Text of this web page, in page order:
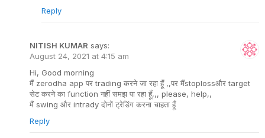
Reply
NITISH KUMAR says:
August 24, 2021 at 4:15 am
Hi, Good morning
मैं zerodha app पर trading करने जा रहा हूँ ,,पर मैंstoplossऔर target
सेट करने का function नहीं समझ पा रहा हूँ,,, please, help,,
मैं swing और intrady दोनों ट्रेडिंग करना चाहता हूँ
Reply